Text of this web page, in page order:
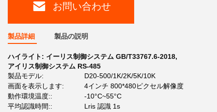
お問い合わせ
製品詳細 製品の説明
ハイライト: イーリス制御システム GB/T33767.6-2018,
アイリス制御システム RS-485
製品モデル:
D20-500/1K/2K/5K/10K
画面を表示します:
4インチ 800*480ピクセル解像度
動作環境温度::
-10°C~55°C
平均認識時間::
Lris 認識 1s